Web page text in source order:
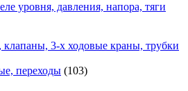
уровня, давления, напора, тяги
клапаны, 3-х ходовые краны, трубки
переходы 103103